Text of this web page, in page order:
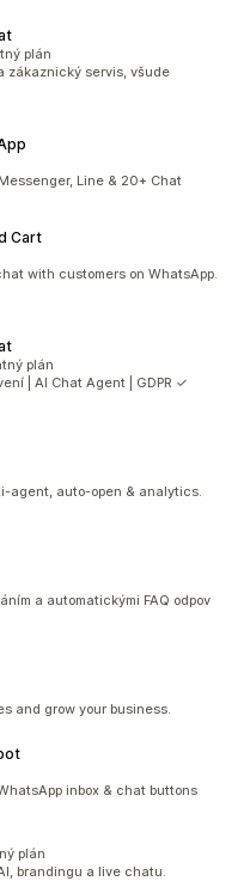
plán
zákaznický servis, všude
Line & 20+ Chat
Cart
with customers on WhatsApp.
plán
| AI Chat Agent | GDPR ✓
agent, auto-open & analytics.
a automatickými FAQ odpov
and grow your business.
inbox & chat buttons
plán
brandingu a live chatu.